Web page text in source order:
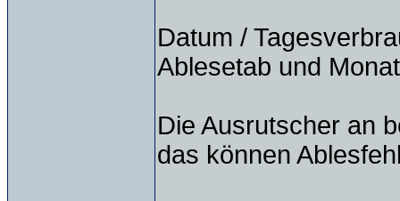
Datum /
Ablesetab und
Die Ausrutscher an
das können